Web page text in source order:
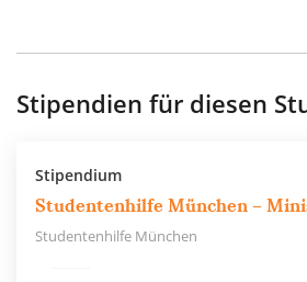
Stipendien für diesen
Stipendium
Studentenhilfe München –
Studentenhilfe München